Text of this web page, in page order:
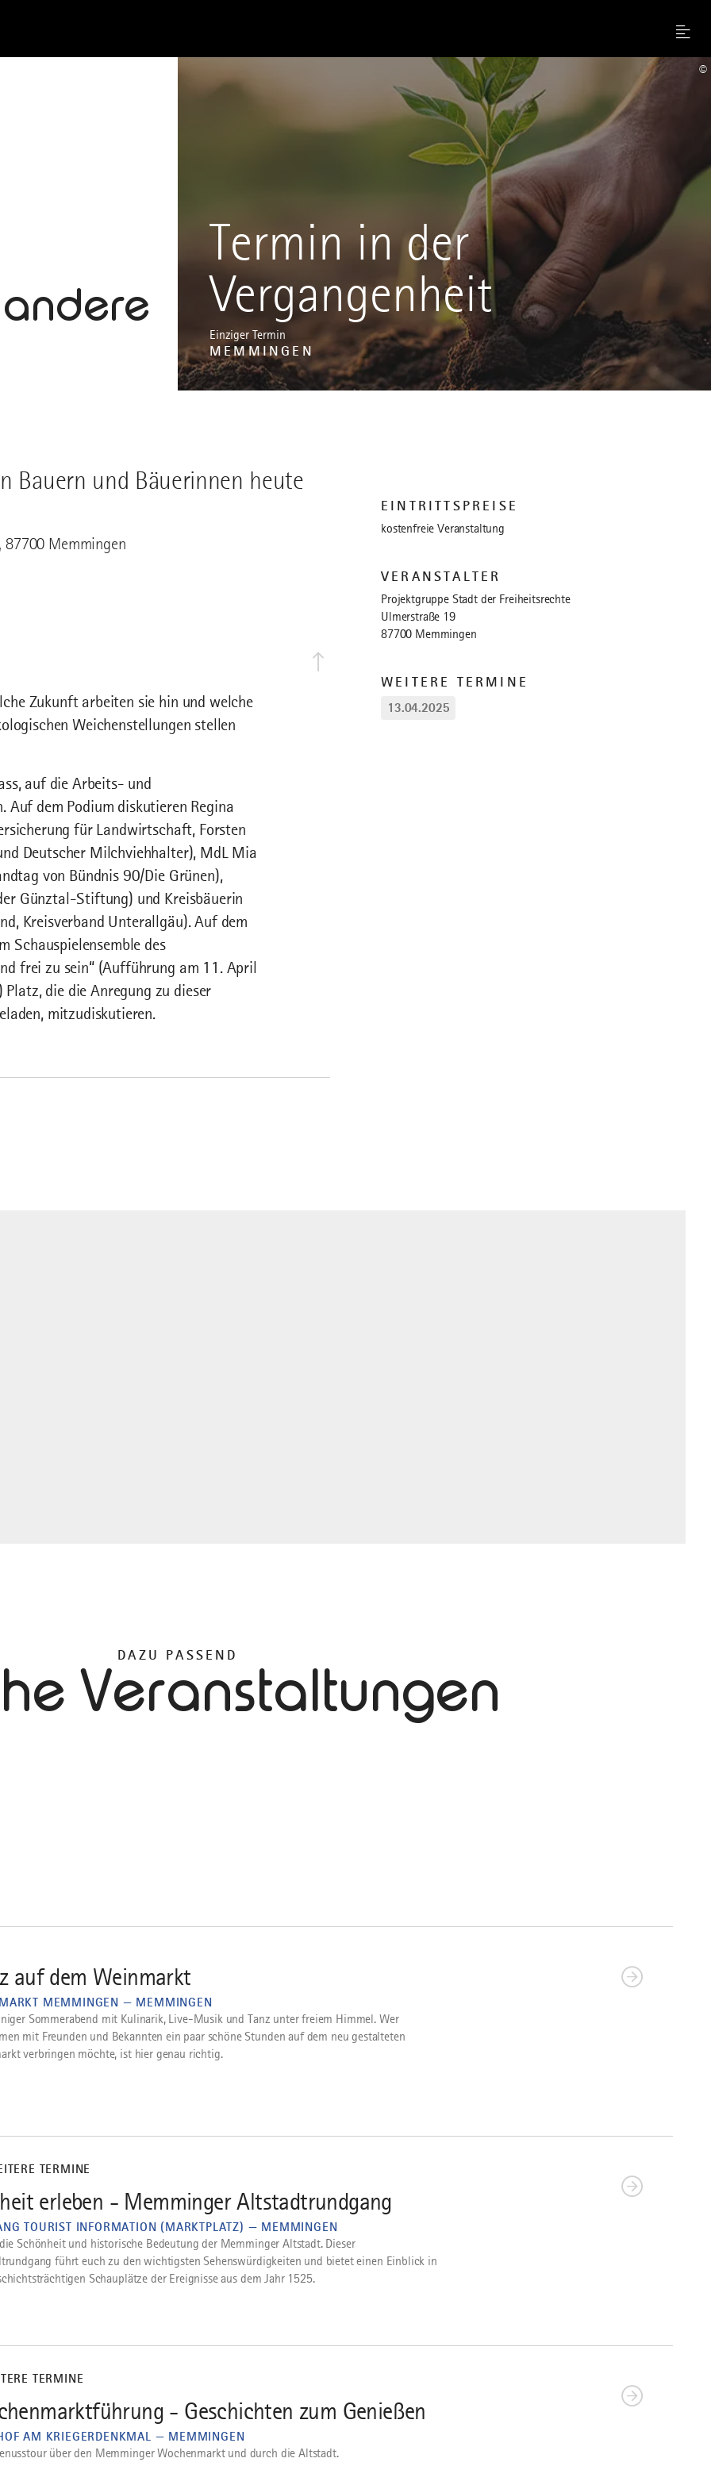
Menu
Termin in der
Vergangenheit
Einziger Termin
MEMMINGEN
©
Bauern und Bäuerinnen heute
87700 Memmingen
Zukunft arbeiten sie hin und welche
Weichenstellungen stellen
auf die Arbeits- und
Auf dem Podium diskutieren Regina
für Landwirtschaft, Forsten
Deutscher Milchviehhalter), MdL Mia
von Bündnis 90/Die Grünen),
Günztal-Stiftung) und Kreisbäuerin
Kreisverband Unterallgäu). Auf dem
Schauspielensemble des
frei zu sein“ (Aufführung am 11. April
die die Anregung zu dieser
mitzudiskutieren.
EINTRITTSPREISE
kostenfreie Veranstaltung
VERANSTALTER
Projektgruppe Stadt der Freiheitsrechte
Ulmerstraße 19
87700 Memmingen
WEITERE TERMINE
13.04.2025
DAZU PASSEND
Veranstaltungen
auf dem Weinmarkt
MEMMINGEN — MEMMINGEN
Sommerabend mit Kulinarik, Live-Musik und Tanz unter freiem Himmel. Wer
mit Freunden und Bekannten ein paar schöne Stunden auf dem neu gestalteten
verbringen möchte, ist hier genau richtig.
TERMINE
erleben - Memminger Altstadtrundgang
TOURIST INFORMATION (MARKTPLATZ) — MEMMINGEN
Schönheit und historische Bedeutung der Memminger Altstadt. Dieser
führt euch zu den wichtigsten Sehenswürdigkeiten und bietet einen Einblick in
Schauplätze der Ereignisse aus dem Jahr 1525.
TERMINE
- Geschichten zum Genießen
AM KRIEGERDENKMAL — MEMMINGEN
über den Memminger Wochenmarkt und durch die Altstadt.